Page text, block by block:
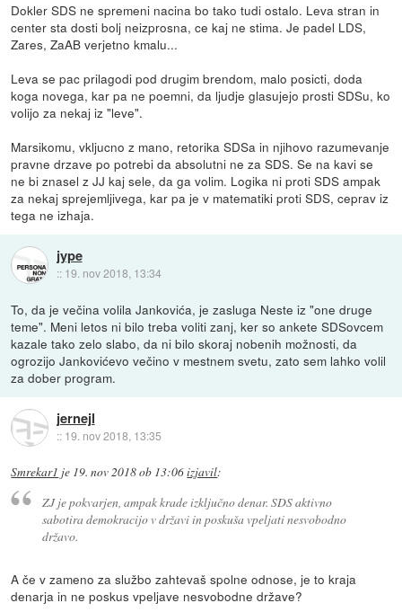
Dokler SDS ne spremeni nacina bo tako tudi ostalo. Leva stran in
center sta dosti bolj neizprosna, ce kaj ne stima. Je padel LDS,
Zares, ZaAB verjetno kmalu...
Leva se pac prilagodi pod drugim brendom, malo posicti, doda
koga novega, kar pa ne poemni, da ljudje glasujejo prosti SDSu, ko
volijo za nekaj iz "leve".
Marsikomu, vkljucno z mano, retorika SDSa in njihovo razumevanje
pravne drzave po potrebi da absolutni ne za SDS. Se na kavi se
ne bi znasel z JJ kaj sele, da ga volim. Logika ni proti SDS ampak
za nekaj sprejemljivega, kar pa je v matematiki proti SDS, ceprav iz
tega ne izhaja.
jype
:: 19. nov 2018, 13:34
To, da je večina volila Jankovića, je zasluga Neste iz "one druge
teme". Meni letos ni bilo treba voliti zanj, ker so ankete SDSovcem
kazale tako zelo slabo, da ni bilo skoraj nobenih možnosti, da
ogrozijo Jankovićevo večino v mestnem svetu, zato sem lahko volil
za dober program.
jernejl
:: 19. nov 2018, 13:35
Smrekar1 je 19. nov 2018 ob 13:06izjavil:
ZJ je pokvarjen, ampak krade izključno denar. SDS aktivno
sabotira demokracijo v državi in poskuša vpeljati nesvobodno
državo.
A če v zameno za službo zahtevaš spolne odnose, je to kraja
denarja in ne poskus vpeljave nesvobodne države?